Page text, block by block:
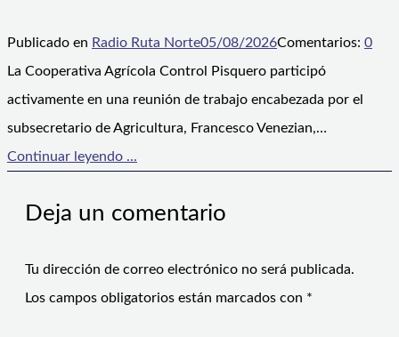
Publicado en Radio Ruta Norte05/08/2026Comentarios: 0
La Cooperativa Agrícola Control Pisquero participó
activamente en una reunión de trabajo encabezada por el
subsecretario de Agricultura, Francesco Venezian,…
Continuar leyendo ...
Deja un comentario
Tu dirección de correo electrónico no será publicada.
Los campos obligatorios están marcados con *